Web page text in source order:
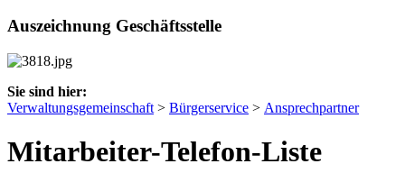
Auszeichnung Geschäftsstelle
Sie sind hier:
Verwaltungsgemeinschaft > Bürgerservice > Ansprechpartner
Mitarbeiter-Telefon-Liste